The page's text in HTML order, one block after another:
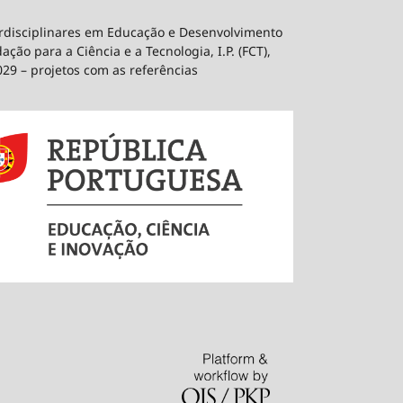
em Educação e Desenvolvimento
para a Ciência e a Tecnologia, I.P. (FCT),
– projetos com as referências